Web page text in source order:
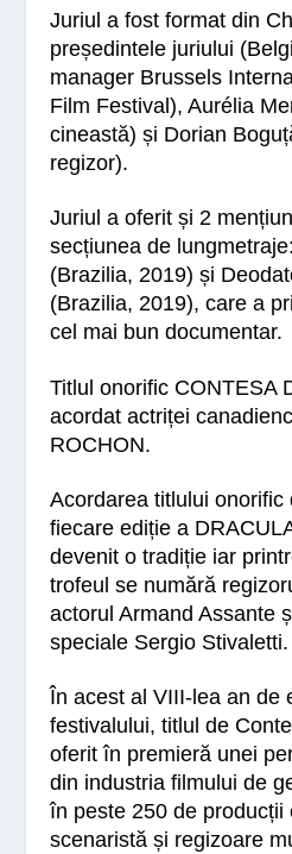
Juriul a fost format din
președintele juriului
manager Brussels
Film Festival),Aurélia
cineastă) și Dorian
regizor).
Juriul a oferit și 2
secțiunea de
(Brazilia, 2019) și
(Brazilia, 2019), care a
cel mai bun documentar.
Titlul onorific CONTESA
acordat actriței
ROCHON.
Acordarea titlului
fiecare ediție a
devenit o tradiție iar
trofeul se numără
actorul Armand Assante
speciale Sergio Stivaletti.
În acest al VIII-lea an de
festivalului, titlul de
oferit în premieră unei
din industria filmului de
în peste 250 de producții
scenaristă și regizoare